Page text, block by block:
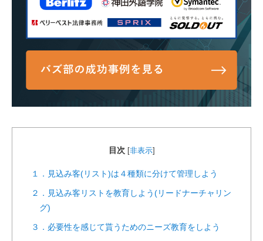
目次 非表示]
１．見込み客(リスト)は４種類に分けて管理しよう
２．見込み客リストを教育しよう(リードナーチャリン
グ)
３．必要性を感じて貰うためのニーズ教育をしよう